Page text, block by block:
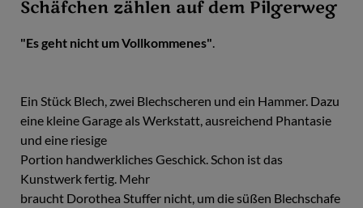
Schäfchen zählen auf dem Pilgerweg
"Es geht nicht um Vollkommenes"
Ein Stück Blech, zwei Blechscheren und ein Hammer. Dazu
eine kleine Garage als Werkstatt, ausreichend Phantasie
und eine riesige
Portion handwerkliches Geschick. Schon ist das
Kunstwerk fertig. Mehr
braucht Dorothea Stuffer nicht, um die süßen Blechschafe